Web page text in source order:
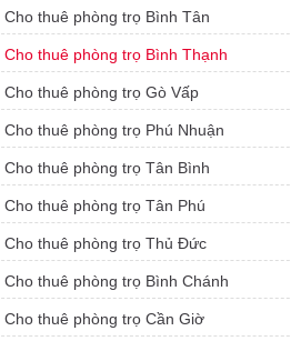
Cho thuê phòng trọ Bình Tân
Cho thuê phòng trọ Bình Thạnh
Cho thuê phòng trọ Gò Vấp
Cho thuê phòng trọ Phú Nhuận
Cho thuê phòng trọ Tân Bình
Cho thuê phòng trọ Tân Phú
Cho thuê phòng trọ Thủ Đức
Cho thuê phòng trọ Bình Chánh
Cho thuê phòng trọ Cần Giờ